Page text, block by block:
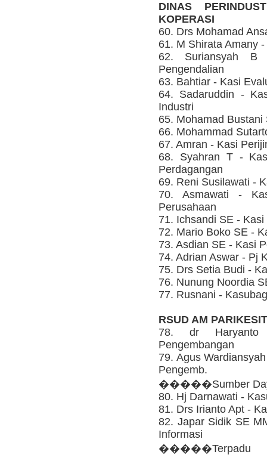
DINAS
KOPERASI
60. Drs Mohamad
61. M Shirata Amany
62. Suriansyah
Pengendalian
63. Bahtiar - Kasi
64. Sadaruddin -
Industri
65. Mohamad
66. Mohammad
67. Amran - Kasi
68. Syahran T -
Perdagangan
69. Reni Susilawati -
70. Asmawati -
Perusahaan
71. Ichsandi SE -
72. Mario Boko SE -
73. Asdian SE - Kasi
74. Adrian Aswar - Pj
75. Drs Setia Budi -
76. Nunung Noordia
77. Rusnani -
RSUD AM PARIKESIT
78. dr
Pengembangan
79. Agus
Pengemb.
�����Sumber
80. Hj Darnawati -
81. Drs Irianto Apt -
82. Japar Sidik SE
Informasi
�����Terpadu